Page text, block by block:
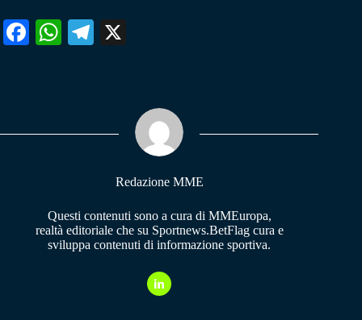
Fa W
pp
Te
m
Redazione MME
Questi contenuti sono a cura di MMEuropa,
realtà editoriale che su Sportnews.BetFlag cura e
sviluppa contenuti di informazione sportiva.